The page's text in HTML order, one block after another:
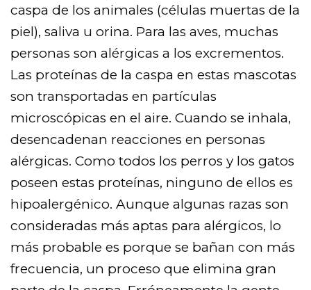
caspa de los animales (células muertas de la
piel), saliva u orina. Para las aves, muchas
personas son alérgicas a los excrementos.
Las proteínas de la caspa en estas mascotas
son transportadas en partículas
microscópicas en el aire. Cuando se inhala,
desencadenan reacciones en personas
alérgicas. Como todos los perros y los gatos
poseen estas proteínas, ninguno de ellos es
hipoalergénico. Aunque algunas razas son
consideradas más aptas para alérgicos, lo
más probable es porque se bañan con más
frecuencia, un proceso que elimina gran